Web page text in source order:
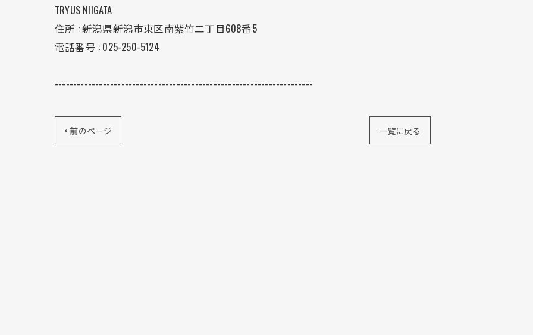
TRYUS NIIGATA
住所 : 新潟県新潟市東区南紫竹二丁目608番5
電話番号 : 025-250-5124
----------------------------------------------------------------------
< 前のページ 一覧に戻る